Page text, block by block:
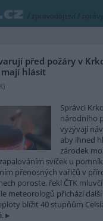
/ zpravodajství / zprávy
před požáry v
hlásit
)
Správci
národního
vyzývají
aby ihned
zárodek
svíček u
přenosných vařičů v
poroste, řekl ČTK mluvčí
meteorologů přichází
blížit 40 stupňům